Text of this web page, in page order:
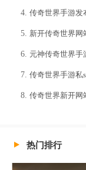
传奇世界手游发
新开传奇世界网
元神传奇世界手
传奇世界手游私
传奇世界新开网
热门排行